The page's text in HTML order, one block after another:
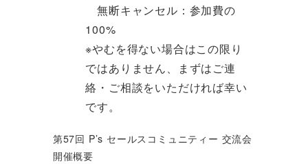
無断キャンセル：参加費の
100%
※やむを得ない場合はこの限り
ではありません、まずはご連
絡・ご相談をいただければ幸い
です。
第57回 P’s セールスコミュニティー 交流会
開催概要